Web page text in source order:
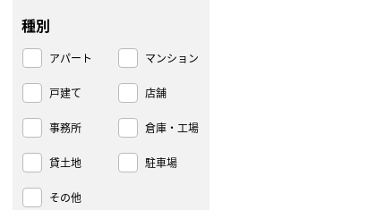
種別
アパート マンション
戸建て 店舗
事務所 倉庫・工場
貸土地 駐車場
その他